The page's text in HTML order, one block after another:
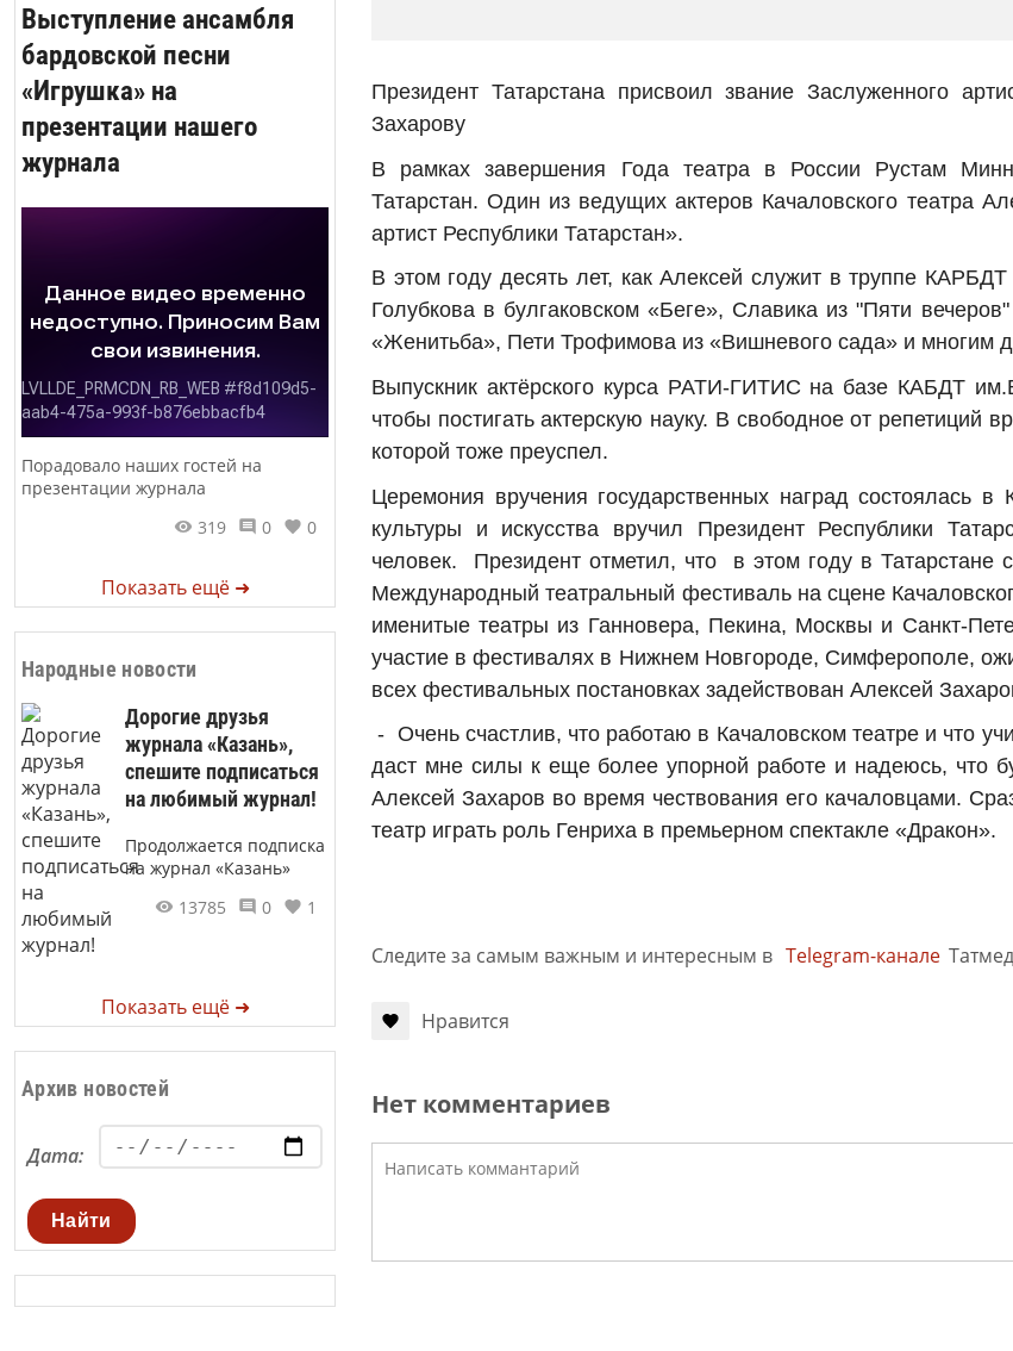
Выступление ансамбля
бардовской песни
«Игрушка» на
презентации нашего
журнала
Порадовало наших гостей на
презентации журнала
319
0 0
Показать ещё ➜
Народные новости
Дорогие друзья
журнала «Казань»,
спешите подписаться
на любимый журнал!
Продолжается подписка
на журнал «Казань»
13785
0 1
Показать ещё ➜
Архив новостей
Дата:
Найти
Президент Татарстана присвоил звание Заслуженного
Захарову
В рамках завершения Года театра в России Рустам
Татарстан. Один из ведущих актеров Качаловского театра
артист Республики Татарстан».
В этом году десять лет, как Алексей служит в труппе
Голубкова в булгаковском «Беге», Славика из "Пяти
«Женитьба», Пети Трофимова из «Вишневого сада» и многим
Выпускник актёрского курса РАТИ-ГИТИС на базе КАБДТ
чтобы постигать актерскую науку. В свободное от
которой тоже преуспел.
Церемония вручения государственных наград состоялась
культуры и искусства вручил Президент Республики
человек. Президент отметил, что в этом году в Татарстане
Международный театральный фестиваль на сцене
именитые театры из Ганновера, Пекина, Москвы и Санкт-
участие в фестивалях в Нижнем Новгороде, Симферополе,
всех фестивальных постановках задействован Алексей
- Очень счастлив, что работаю в Качаловском театре и что
даст мне силы к еще более упорной работе и надеюсь, что
Алексей Захаров во время чествования его качаловцами.
театр играть роль Генриха в премьерном спектакле «Дракон».
Следите за самым важным и интересным в Telegram-канале
Нравится
Нет комментариев